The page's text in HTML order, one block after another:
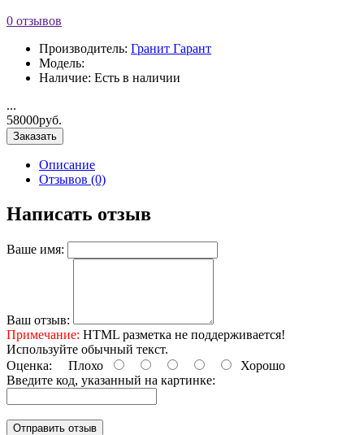
0 отзывов
Производитель: Гранит Гарант
Модель:
Наличие: Есть в наличии
...
58000руб.
Заказать
Описание
Отзывов (0)
Написать отзыв
Ваше имя:
Ваш отзыв:
Примечание: HTML разметка не поддерживается!
Используйте обычный текст.
Оценка: Плохо
Хорошо
Введите код, указанный на картинке:
Отправить отзыв